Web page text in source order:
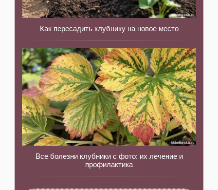
Как пересадить клубнику на новое место
Все болезни клубники с фото: их лечение и
профилактика